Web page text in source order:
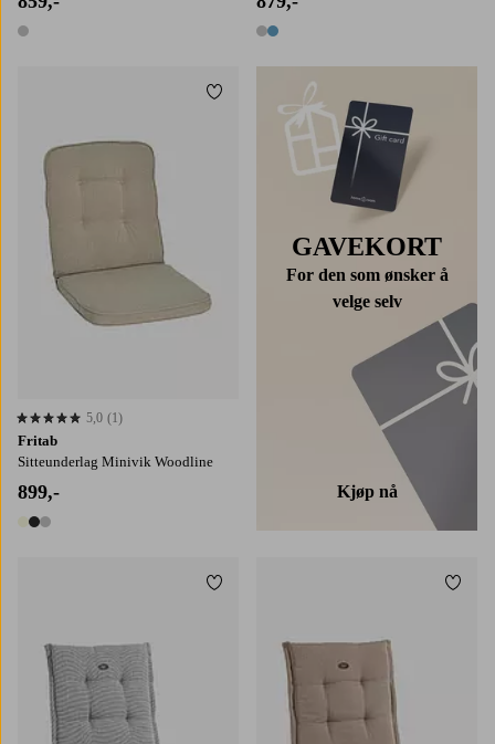
1 farge 2 farger
Fritab
Sitteunderlag Minivik Woodline
899,-
3 farger
5,0 basert på 1 karaktergivninger
5,0 (1)
Legg til favoritter
GAVEKORT
For den som ønsker å
velge selv
Kjøp nå
Legg til favoritter